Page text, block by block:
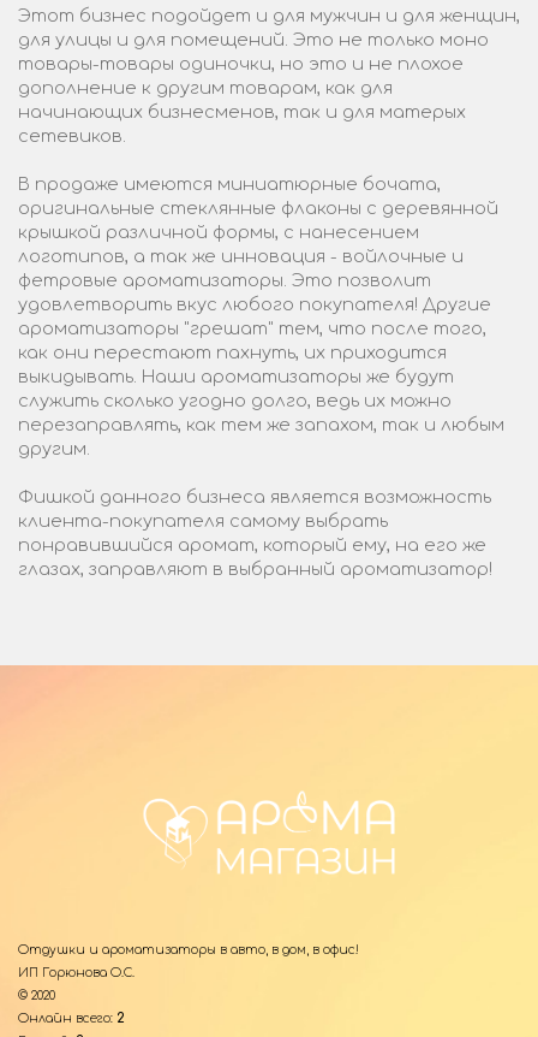
Этот бизнес подойдет и для мужчин и для женщин,
для улицы и для помещений. Это не только моно
товары-товары одиночки, но это и не плохое
дополнение к другим товарам, как для
начинающих бизнесменов, так и для матерых
сетевиков.
В продаже имеются миниатюрные бочата,
оригинальные стеклянные флаконы с деревянной
крышкой различной формы, с нанесением
логотипов, а так же инновация - войлочные и
фетровые ароматизаторы. Это позволит
удовлетворить вкус любого покупателя! Другие
ароматизаторы "грешат" тем, что после того,
как они перестают пахнуть, их приходится
выкидывать. Наши ароматизаторы же будут
служить сколько угодно долго, ведь их можно
перезаправлять, как тем же запахом, так и любым
другим.
Фишкой данного бизнеса является возможность
клиента-покупателя самому выбрать
понравившийся аромат, который ему, на его же
глазах, заправляют в выбранный ароматизатор!
Отдушки и ароматизаторы в авто, в дом, в офис!
ИП Горюнова О.С.
© 2020
Онлайн всего: 2